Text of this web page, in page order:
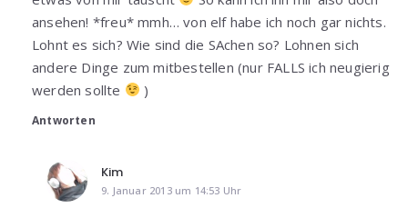
ansehen! *freu* mmh… von elf habe ich noch gar nichts.
Lohnt es sich? Wie sind die SAchen so? Lohnen sich
andere Dinge zum mitbestellen (nur FALLS ich neugierig
werden sollte
)
Antworten
Kim
9. Januar 2013 um 14:53 Uhr